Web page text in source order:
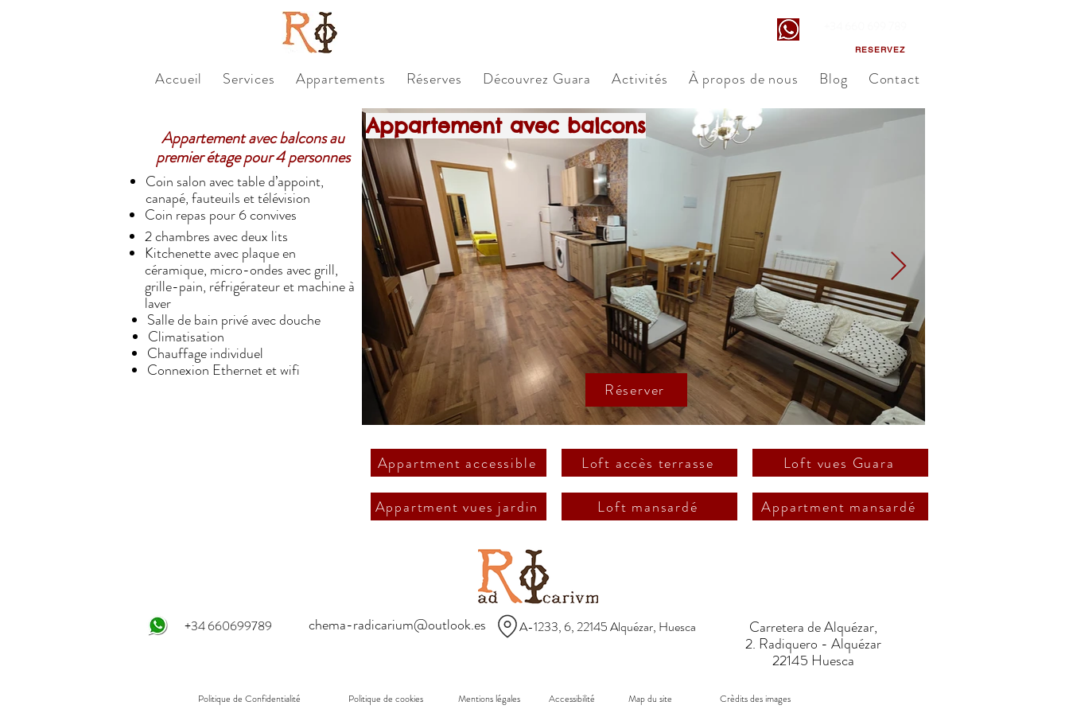
RESERVEZ
Accueil Services Appartements Réserves Découvrez Guara Activités À propos de nous Blog Contact
Appartement avec balcons au
premier étage pour 4 personnes
Coin salon avec table d’appoint,
canapé, fauteuils et télévision
Coin repas pour 6 convives
2 chambres avec deux lits
Kitchenette avec plaque en
céramique, micro-ondes avec grill,
grille-pain, réfrigérateur et machine à
laver
Salle de bain privé avec douche
Climatisation
Chauffage individuel
Connexion Ethernet et wifi
Réserver
Appartement avec balcons
Appartment accessible Loft accès terrasse Loft vues Guara
Appartment vues jardin Loft mansardé Appartment mansardé
+34 660699789 chema-radicarium@outlook.es A-1233, 6, 22145 Alquézar, Huesca
Carretera de Alquézar,
2. Radiquero - Alquézar
22145 Huesca
Politique de Confidentialité Politique de cookies Mentions légales Accessibilité Map du site Crèdits des images